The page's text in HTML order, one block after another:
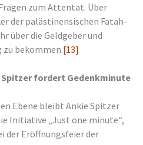
zum Attentat. Über
der palästinensischen Fatah-
über die Geldgeber und
bekommen.[13]
fordert Gedenkminute
Ebene bleibt Ankie Spitzer
Initiative „Just one minute“,
der Eröffnungsfeier der